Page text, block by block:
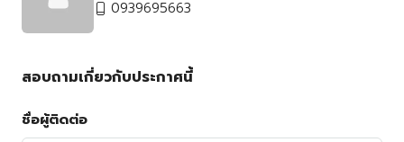
0939695663
สอบถามเกี่ยวกับประกาศนี้
ชื่อผู้ติดต่อ